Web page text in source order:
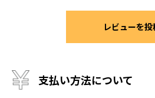
レビューを投
支払い方法について